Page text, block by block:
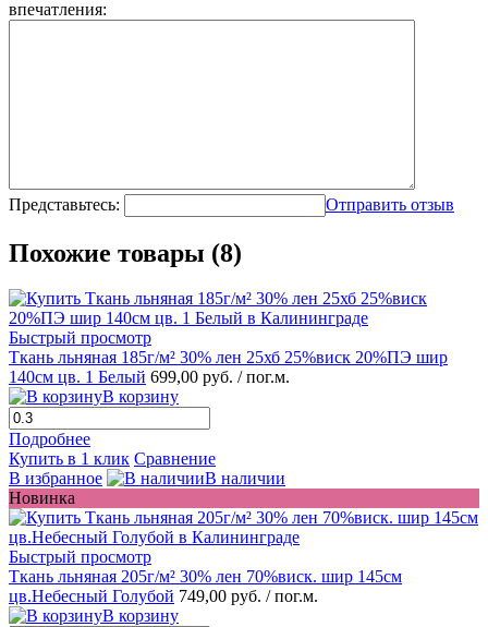
впечатления:
Представьтесь: Отправить отзыв
Похожие товары (8)
Быстрый просмотр
Ткань льняная 185г/м² 30% лен 25хб 25%виск 20%ПЭ шир
140см цв. 1 Белый 699,00 руб. / пог.м.
В корзину
Подробнее
Купить в 1 клик Сравнение
В избранное
В наличии
Новинка
Быстрый просмотр
Ткань льняная 205г/м² 30% лен 70%виск. шир 145см
цв.Небесный Голубой 749,00 руб. / пог.м.
В корзину